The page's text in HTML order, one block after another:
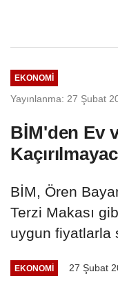
EKONOMI
Yayınlanma: 27 Şubat
BİM'den Ev
BİM, Ören
Terzi Makası
uygun fiyatlarla
EKONOMI 27 Şubat